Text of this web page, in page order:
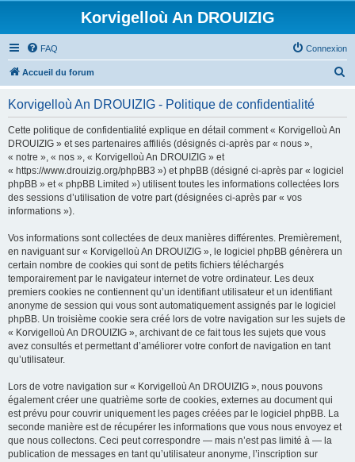
Korvigelloù An DROUIZIG
FAQ Connexion
Accueil du forum
Korvigelloù An DROUIZIG - Politique de confidentialité
Cette politique de confidentialité explique en détail comment « Korvigelloù An
DROUIZIG » et ses partenaires affiliés (désignés ci-après par « nous »,
« notre », « nos », « Korvigelloù An DROUIZIG » et
« https://www.drouizig.org/phpBB3 ») et phpBB (désigné ci-après par « logiciel
phpBB » et « phpBB Limited ») utilisent toutes les informations collectées lors
des sessions d’utilisation de votre part (désignées ci-après par « vos
informations »).
Vos informations sont collectées de deux manières différentes. Premièrement,
en naviguant sur « Korvigelloù An DROUIZIG », le logiciel phpBB génèrera un
certain nombre de cookies qui sont de petits fichiers téléchargés
temporairement par le navigateur internet de votre ordinateur. Les deux
premiers cookies ne contiennent qu’un identifiant utilisateur et un identifiant
anonyme de session qui vous sont automatiquement assignés par le logiciel
phpBB. Un troisième cookie sera créé lors de votre navigation sur les sujets de
« Korvigelloù An DROUIZIG », archivant de ce fait tous les sujets que vous
avez consultés et permettant d’améliorer votre confort de navigation en tant
qu’utilisateur.
Lors de votre navigation sur « Korvigelloù An DROUIZIG », nous pouvons
également créer une quatrième sorte de cookies, externes au document qui
est prévu pour couvrir uniquement les pages créées par le logiciel phpBB. La
seconde manière est de récupérer les informations que vous nous envoyez et
que nous collectons. Ceci peut correspondre — mais n’est pas limité à — la
publication de messages en tant qu’utilisateur anonyme, l’inscription sur